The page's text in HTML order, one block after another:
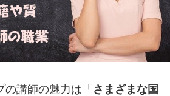
講師の魅力は「 さまざまな国